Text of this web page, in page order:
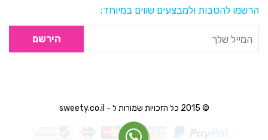
הרשמו להטבות ולמבצעים שווים במיוחד:
הירשם
© 2015 כל הזכויות שמורות ל - sweety.co.il